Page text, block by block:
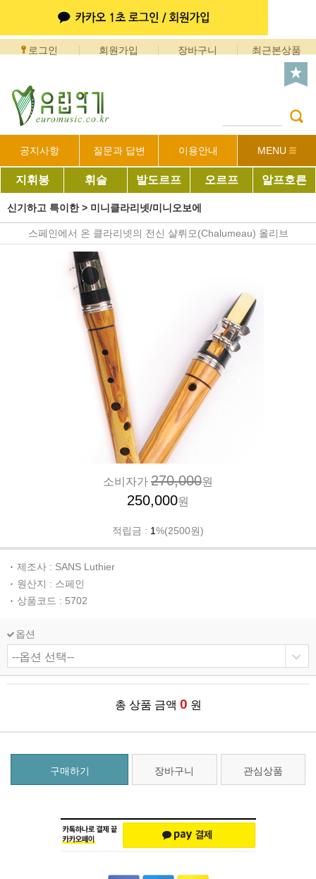
로그인 회원가입 장바구니 최근본상품
공지사항 질문과 답변 이용안내 MENU
지휘봉 휘슬 발도르프 오르프 알프호른
신기하고 특이한> 미니클라리넷/미니오보에
스페인에서 온 클라리넷의 전신 샬뤼모(Chalumeau) 올리브
소비자가 270,000원
250,000원
적립금 : 1%(2500원)
제조사 : SANS Luthier
원산지 : 스페인
상품코드 : 5702
옵션
총 상품 금액 0 원
구매하기 장바구니 관심상품